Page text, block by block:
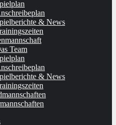
& News
Team
& News